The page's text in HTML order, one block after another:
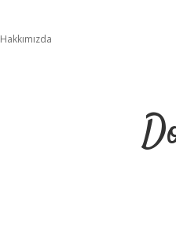
Hakkımızda